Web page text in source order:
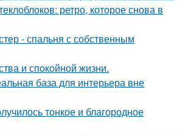
ретро, которое снова в
- спальня с собственным
и спокойной жизни.
база для интерьера вне
тонкое и благородное